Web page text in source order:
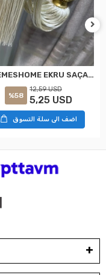
NİVEMESHOME EKRU SAÇAKLI TAVAN TOPLAMA BRAÇOL
%58
12,59 USD
5,25 USD
اضف الى سلة التسوق